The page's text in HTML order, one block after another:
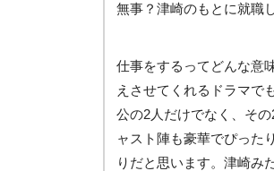
無事？津崎のもとに就職
仕事をするってどんな意
えさせてくれるドラマで
公の2人だけでなく、そ
ャスト陣も豪華でぴった
りだと思います。津崎み